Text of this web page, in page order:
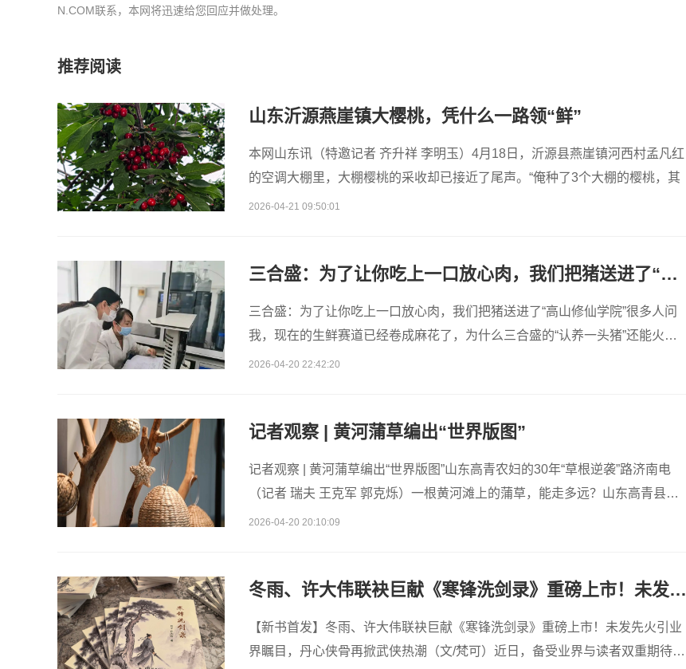
N.COM联系，本网将迅速给您回应并做处理。
推荐阅读
山东沂源燕崖镇大樱桃，凭什么一路领“鲜”
本网山东讯（特邀记者 齐升祥 李明玉）4月18日，沂源县燕崖镇河西村孟凡红
的空调大棚里，大棚樱桃的采收却已接近了尾声。“俺种了3个大棚的樱桃，其
2026-04-21 09:50:01
三合盛：为了让你吃上一口放心肉，我们把猪送进了“高山修仙学院”
三合盛：为了让你吃上一口放心肉，我们把猪送进了“高山修仙学院”很多人问
我，现在的生鲜赛道已经卷成麻花了，为什么三合盛的“认养一头猪”还能火成
这样？答案其实很简单
2026-04-20 22:42:20
记者观察 | 黄河蒲草编出“世界版图”
记者观察 | 黄河蒲草编出“世界版图”山东高青农妇的30年“草根逆袭”路济南电
（记者 瑞夫 王克军 郭克烁）一根黄河滩上的蒲草，能走多远？山东高青县姚
套村农民任春花给
2026-04-20 20:10:09
冬雨、许大伟联袂巨献《寒锋洗剑录》重磅上市！未发先火引业界瞩目，丹心侠骨再掀武侠热潮
【新书首发】冬雨、许大伟联袂巨献《寒锋洗剑录》重磅上市！未发先火引业
界瞩目，丹心侠骨再掀武侠热潮（文/梵可）近日，备受业界与读者双重期待的